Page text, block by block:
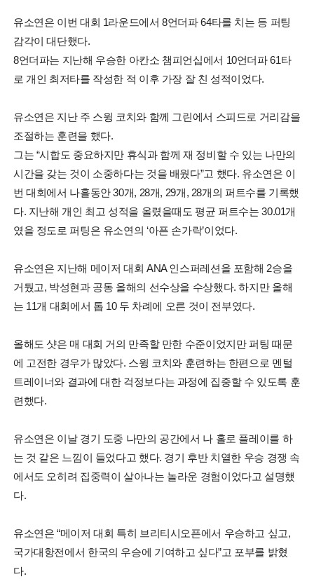
유소연은 이번 대회 1라운드에서 8언더파 64타를 치는 등 퍼팅
감각이 대단했다.
8언더파는 지난해 우승한 아칸소 챔피언십에서 10언더파 61타
로 개인 최저타를 작성한 적 이후 가장 잘 친 성적이었다.
유소연은 지난 주 스윙 코치와 함께 그린에서 스피드로 거리감을
조절하는 훈련을 했다.
그는 “시합도 중요하지만 휴식과 함께 재 정비할 수 있는 나만의
시간을 갖는 것이 소중하다는 것을 배웠다”고 했다. 유소연은 이
번 대회에서 나흘동안 30개, 28개, 29개, 28개의 퍼트수를 기록했
다. 지난해 개인 최고 성적을 올렸을때도 평균 퍼트수는 30.01개
였을 정도로 퍼팅은 유소연의 ‘아픈 손가락’이었다.
유소연은 지난해 메이저 대회 ANA 인스퍼레션을 포함해 2승을
거뒀고, 박성현과 공동 올해의 선수상을 수상했다. 하지만 올해
는 11개 대회에서 톱 10 두 차례에 오른 것이 전부였다.
올해도 샷은 매 대회 거의 만족할 만한 수준이었지만 퍼팅 때문
에 고전한 경우가 많았다. 스윙 코치와 훈련하는 한편으로 멘털
트레이너와 결과에 대한 걱정보다는 과정에 집중할 수 있도록 훈
련했다.
유소연은 이날 경기 도중 나만의 공간에서 나 홀로 플레이를 하
는 것 같은 느낌이 들었다고 했다. 경기 후반 치열한 우승 경쟁 속
에서도 오히려 집중력이 살아나는 놀라운 경험이었다고 설명했
다.
유소연은 “메이저 대회 특히 브리티시오픈에서 우승하고 싶고,
국가대항전에서 한국의 우승에 기여하고 싶다”고 포부를 밝혔
다.